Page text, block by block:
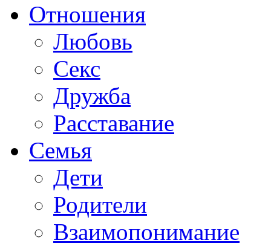
Отношения
Любовь
Секс
Дружба
Расставание
Семья
Дети
Родители
Взаимопонимание